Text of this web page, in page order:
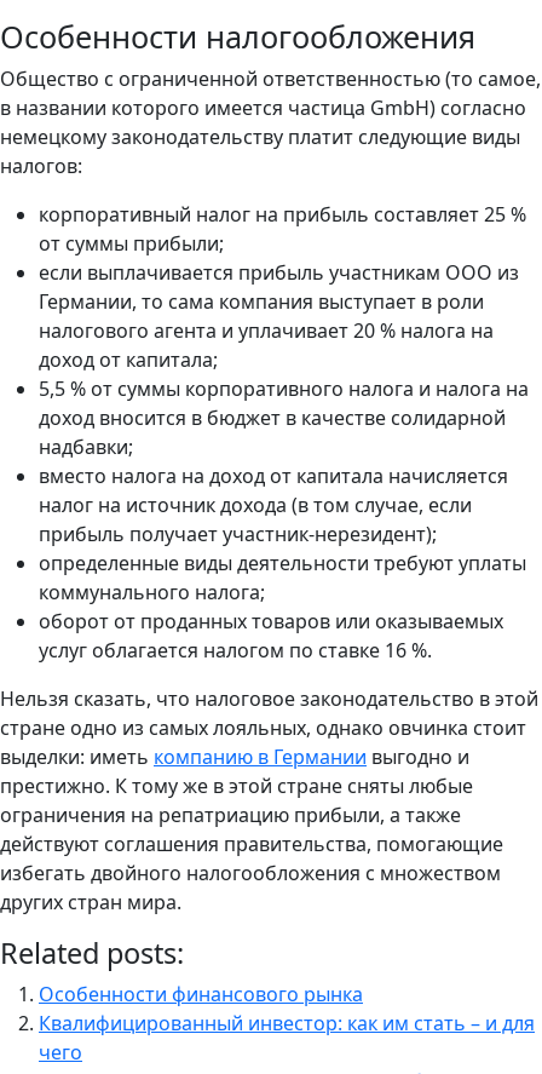
Особенности налогообложения
Общество с ограниченной ответственностью (то самое,
в названии которого имеется частица GmbH) согласно
немецкому законодательству платит следующие виды
налогов:
корпоративный налог на прибыль составляет 25 %
от суммы прибыли;
если выплачивается прибыль участникам ООО из
Германии, то сама компания выступает в роли
налогового агента и уплачивает 20 % налога на
доход от капитала;
5,5 % от суммы корпоративного налога и налога на
доход вносится в бюджет в качестве солидарной
надбавки;
вместо налога на доход от капитала начисляется
налог на источник дохода (в том случае, если
прибыль получает участник-нерезидент);
определенные виды деятельности требуют уплаты
коммунального налога;
оборот от проданных товаров или оказываемых
услуг облагается налогом по ставке 16 %.
Нельзя сказать, что налоговое законодательство в этой
стране одно из самых лояльных, однако овчинка стоит
выделки: иметь компанию в Германии выгодно и
престижно. К тому же в этой стране сняты любые
ограничения на репатриацию прибыли, а также
действуют соглашения правительства, помогающие
избегать двойного налогообложения с множеством
других стран мира.
Related posts:
Особенности финансового рынка
Квалифицированный инвестор: как им стать – и для
чего